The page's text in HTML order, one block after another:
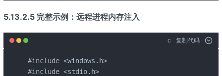
5.13.2.5 完整示例：远程进程内存注入
c 复制代码
#include <windows.h>
#include <stdio.h>